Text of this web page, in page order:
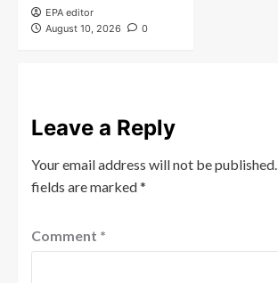
EPA editor
August 10, 2026
0
Leave a Reply
Your email address will not be published.
fields are marked*
Comment *